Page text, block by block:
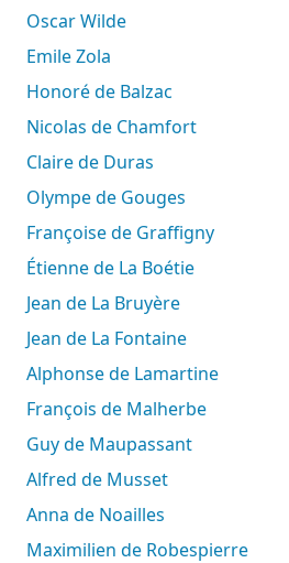
Oscar Wilde
Emile Zola
Honoré de Balzac
Nicolas de Chamfort
Claire de Duras
Olympe de Gouges
Françoise de Graffigny
Étienne de La Boétie
Jean de La Bruyère
Jean de La Fontaine
Alphonse de Lamartine
François de Malherbe
Guy de Maupassant
Alfred de Musset
Anna de Noailles
Maximilien de Robespierre